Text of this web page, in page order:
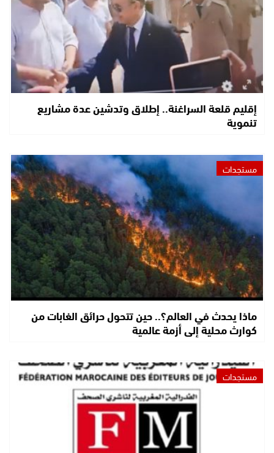
إقليم قلعة السراغنة.. إطلاق وتدشين عدة مشاريع
تنموية
مستجدات
ماذا يحدث في العالم؟.. حين تتحول حرائق الغابات من
كوارث محلية إلى أزمة عالمية
مستجدات